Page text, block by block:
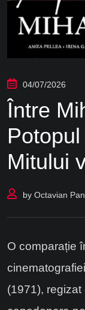
04/07/2026
Între
Mitului
by Octavian
O comparație
(1971),